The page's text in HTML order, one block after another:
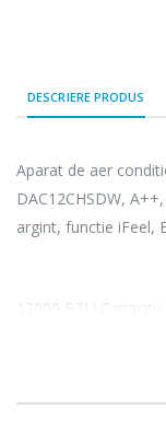
DESCRIERE PRODUS
Aparat de aer
DAC12CHSDW,
argint, functie iFeel,
12000 BTU Capacity
Cu o capacitate de